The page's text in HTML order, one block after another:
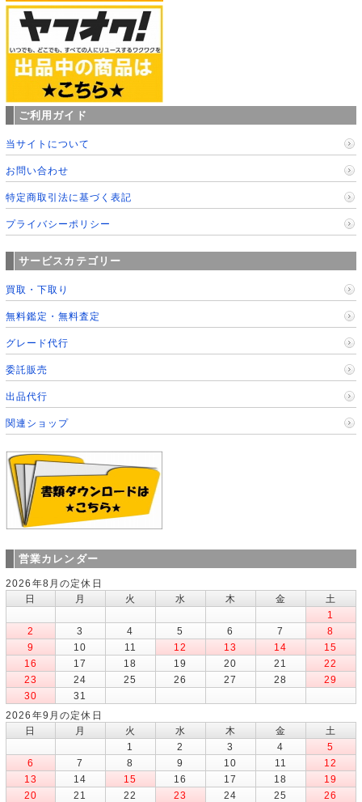
ご利用ガイド
当サイトについて
お問い合わせ
特定商取引法に基づく表記
プライバシーポリシー
サービスカテゴリー
買取・下取り
無料鑑定・無料査定
グレード代行
委託販売
出品代行
関連ショップ
営業カレンダー
2026年8月の定休日
日
月 火 水 木 金
土
1
2
3 4 5 6 7
8
9
10 11 12 13 14
15
16
17 18 19 20 21
22
23
24 25 26 27 28
29
30
31
2026年9月の定休日
日
月 火 水 木 金
土
1
2 3 4
5
6
7 8 9 10 11
12
13
14 15 16 17 18
19
20
21 22 23 24 25
26